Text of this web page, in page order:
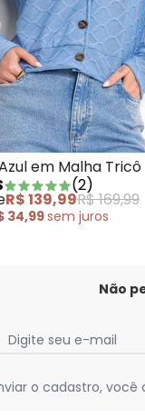
Grafite em
em Malha Tricô
(2)
R$ 139,99R$ 169,99
34,99sem juros
Não
Digite seu e-mail
o cadastro,